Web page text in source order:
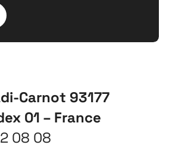
À propos
Projets
Carnot 93177
01 – France
08 08